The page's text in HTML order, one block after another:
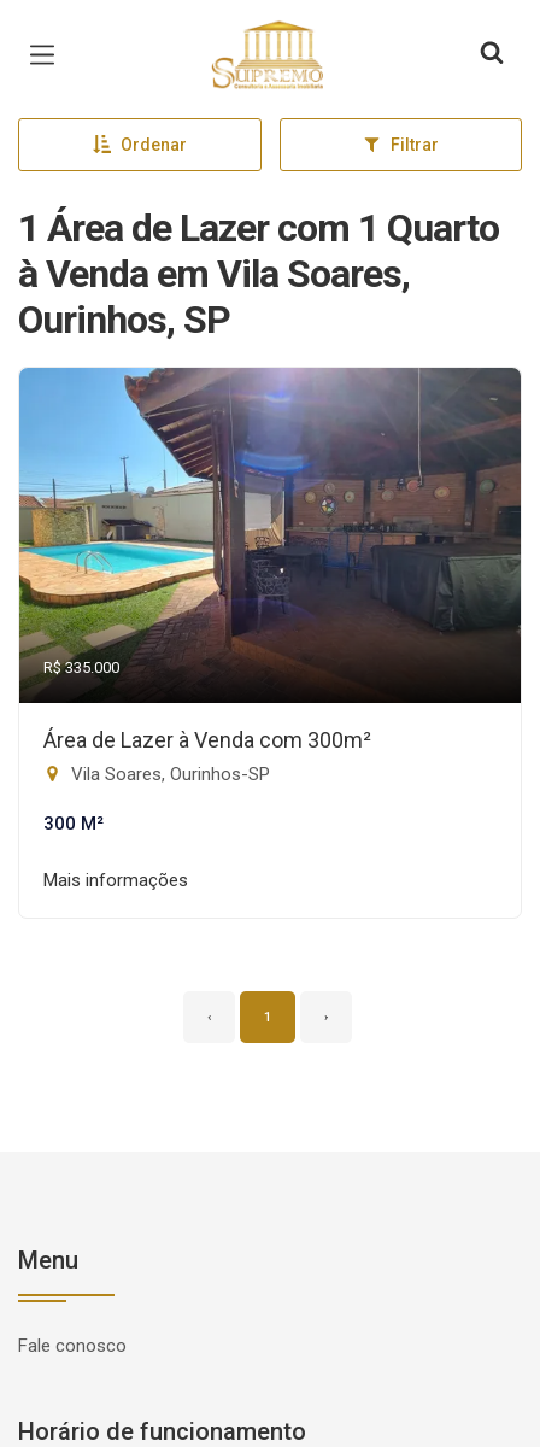
Página inicial
Ordenar Filtrar
1 Área de Lazer com 1 Quarto
à Venda em Vila Soares,
Ourinhos, SP
R$ 335.000
Área de Lazer à Venda com 300m²
Vila Soares, Ourinhos-SP
300 M²
Mais informações
‹ 1 ›
Menu
Fale conosco
Horário de funcionamento